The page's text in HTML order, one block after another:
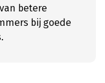
betere
bij goede